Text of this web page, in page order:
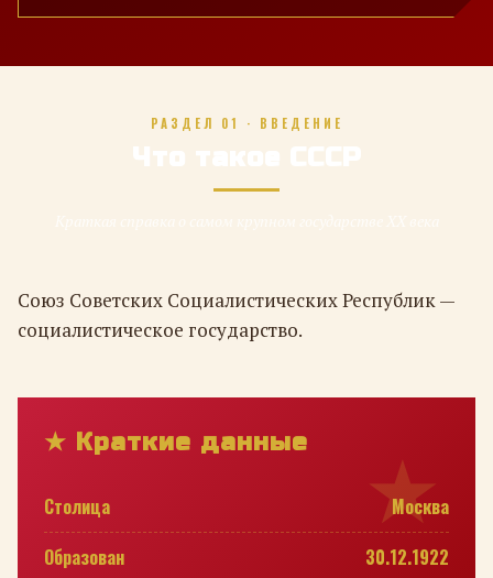
РАЗДЕЛ 01 · ВВЕДЕНИЕ
Что такое СССР
Союз Советских Социалистических Республик —
социалистическое государство.
★ Краткие данные
Столица
Москва
Образован
30.12.1922